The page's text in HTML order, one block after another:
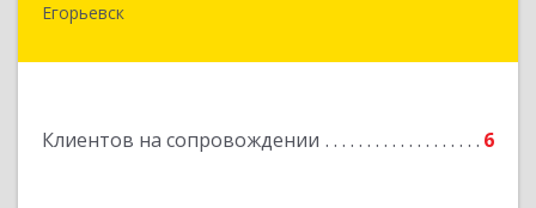
Егорьевск
Клиентов на сопровождении 6